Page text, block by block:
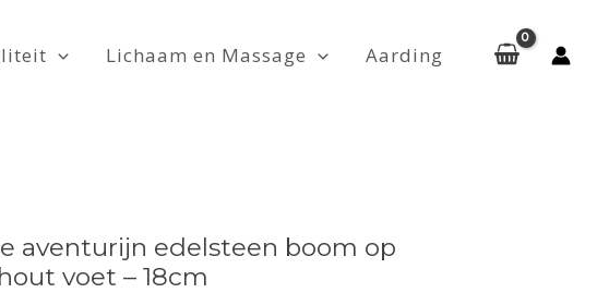
Lichaam en Massage Aarding
aventurijn edelsteen boom op
voet – 18cm